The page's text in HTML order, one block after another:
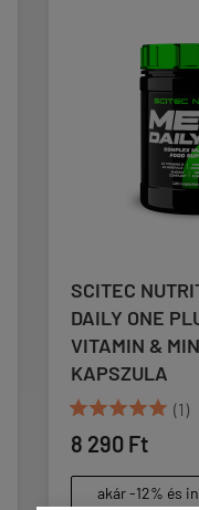
SCITEC
DAILY ONE
VITAMIN &
KAPSZULA
(1)
8 290 Ft
akár -12% és